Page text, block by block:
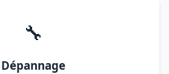
🔧
Dépannage